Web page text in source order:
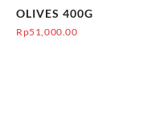
OLIVES 400G
Rp51,000.00